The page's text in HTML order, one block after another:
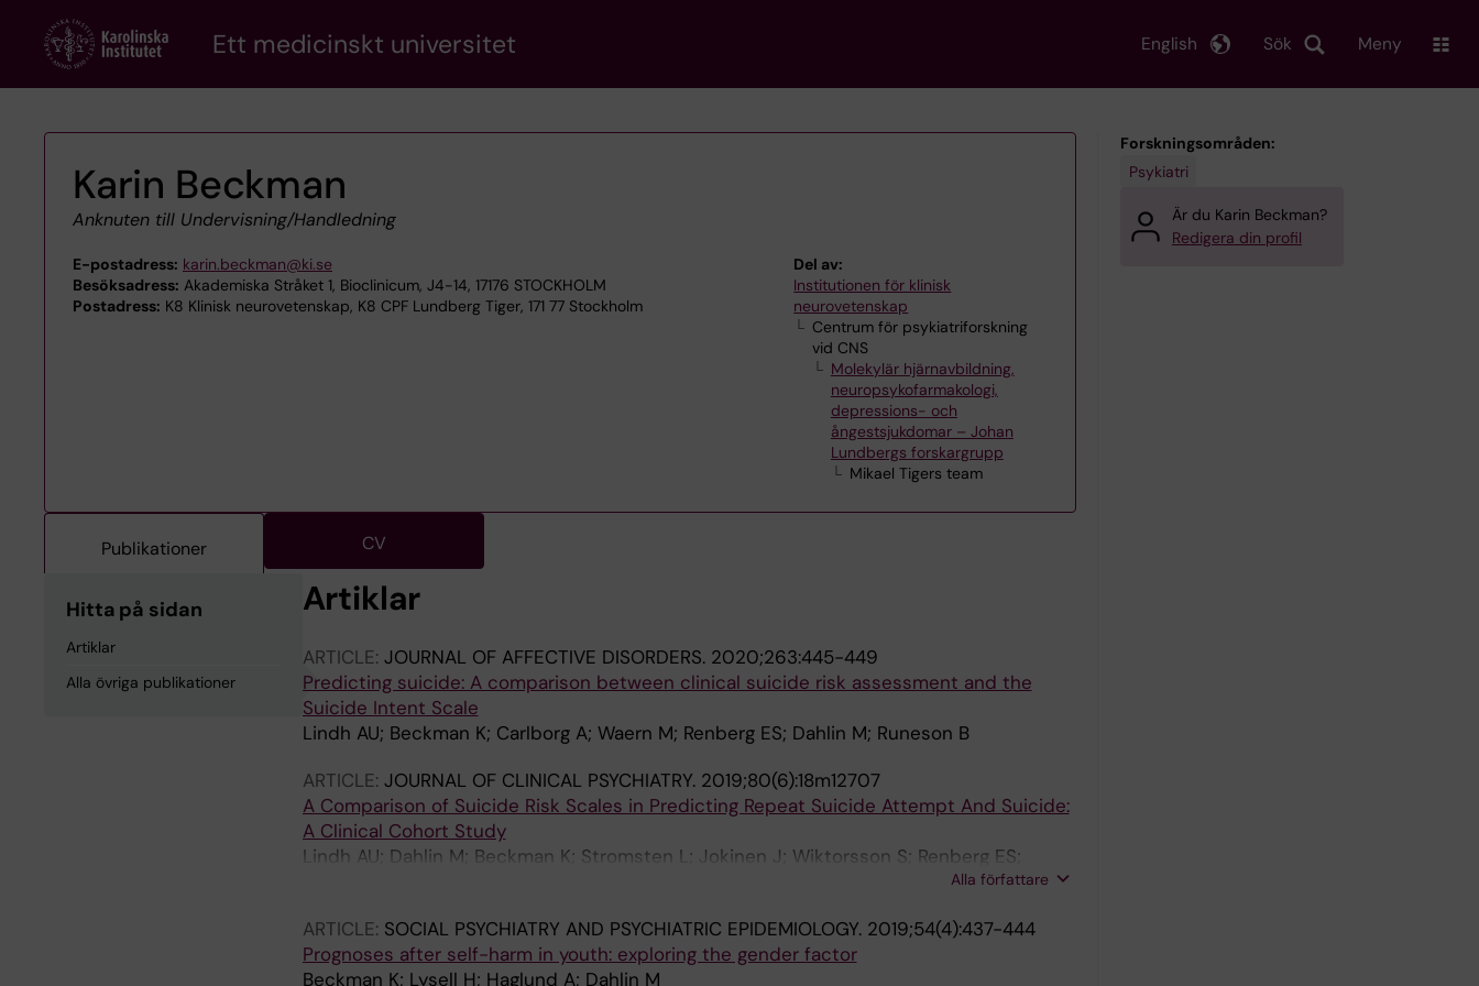
content
Ett medicinskt universitet Sök
English Meny
Karin Beckman
Anknuten till Undervisning/Handledning
E-postadress: karin.beckman@ki.se
Besöksadress: Akademiska Stråket 1, Bioclinicum, J4-14, 17176 STOCKHOLM
Postadress: K8 Klinisk neurovetenskap, K8 CPF Lundberg Tiger, 171 77 Stockholm
Del av:
Institutionen för klinisk
neurovetenskap
Centrum för psykiatriforskning
vid CNS
Molekylär hjärnavbildning,
neuropsykofarmakologi,
depressions- och
ångestsjukdomar – Johan
Lundbergs forskargrupp
Mikael Tigers team
Publikationer CV
Hitta på sidan
Artiklar
Alla övriga publikationer
Artiklar
ARTICLE: JOURNAL OF AFFECTIVE DISORDERS. 2020;263:445-449
Predicting suicide: A comparison between clinical suicide risk assessment and the
Suicide Intent Scale
Lindh AU; Beckman K; Carlborg A; Waern M; Renberg ES; Dahlin M; Runeson B
ARTICLE: JOURNAL OF CLINICAL PSYCHIATRY. 2019;80(6):18m12707
A Comparison of Suicide Risk Scales in Predicting Repeat Suicide Attempt And Suicide:
A Clinical Cohort Study
Lindh AU; Dahlin M; Beckman K; Stromsten L; Jokinen J; Wiktorsson S; Renberg ES;
Alla författare
ARTICLE: SOCIAL PSYCHIATRY AND PSYCHIATRIC EPIDEMIOLOGY. 2019;54(4):437-444
Prognoses after self-harm in youth: exploring the gender factor
Beckman K; Lysell H; Haglund A; Dahlin M
Forskningsområden:
Psykiatri
Är du Karin Beckman?
Redigera din profil